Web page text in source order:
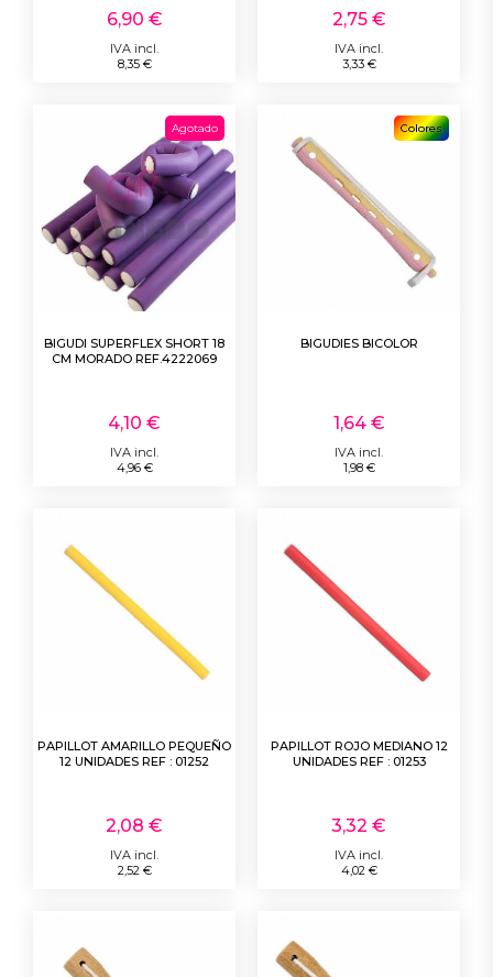
6,90 €
IVA incl.
8,35 €
2,75 €
IVA incl.
3,33 €
BIGUDI SUPERFLEX SHORT 18
CM MORADO REF.4222069
4,10 €
IVA incl.
4,96 €
Agotado
BIGUDIES BICOLOR
1,64 €
IVA incl.
1,98 €
Colores
PAPILLOT AMARILLO PEQUEÑO
12 UNIDADES REF : 01252
2,08 €
IVA incl.
2,52 €
PAPILLOT ROJO MEDIANO 12
UNIDADES REF : 01253
3,32 €
IVA incl.
4,02 €